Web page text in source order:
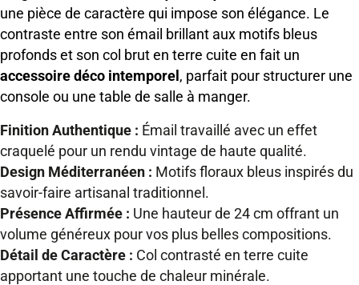
une pièce de caractère qui impose son élégance. Le
contraste entre son émail brillant aux motifs bleus
profonds et son col brut en terre cuite en fait un
accessoire déco intemporel, parfait pour structurer une
console ou une table de salle à manger.
Finition Authentique : Émail travaillé avec un effet
craquelé pour un rendu vintage de haute qualité.
Design Méditerranéen : Motifs floraux bleus inspirés du
savoir-faire artisanal traditionnel.
Présence Affirmée : Une hauteur de 24 cm offrant un
volume généreux pour vos plus belles compositions.
Détail de Caractère : Col contrasté en terre cuite
apportant une touche de chaleur minérale.